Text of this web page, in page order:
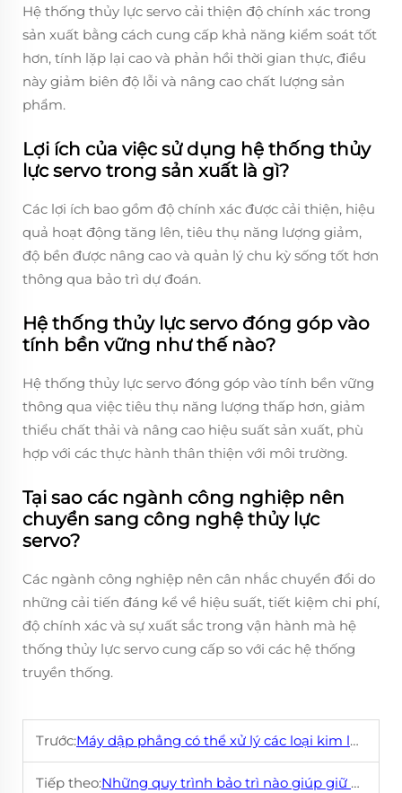
Hệ thống thủy lực servo cải thiện độ chính xác trong
sản xuất bằng cách cung cấp khả năng kiểm soát tốt
hơn, tính lặp lại cao và phản hồi thời gian thực, điều
này giảm biên độ lỗi và nâng cao chất lượng sản
phẩm.
Lợi ích của việc sử dụng hệ thống thủy
lực servo trong sản xuất là gì?
Các lợi ích bao gồm độ chính xác được cải thiện, hiệu
quả hoạt động tăng lên, tiêu thụ năng lượng giảm,
độ bền được nâng cao và quản lý chu kỳ sống tốt hơn
thông qua bảo trì dự đoán.
Hệ thống thủy lực servo đóng góp vào
tính bền vững như thế nào?
Hệ thống thủy lực servo đóng góp vào tính bền vững
thông qua việc tiêu thụ năng lượng thấp hơn, giảm
thiểu chất thải và nâng cao hiệu suất sản xuất, phù
hợp với các thực hành thân thiện với môi trường.
Tại sao các ngành công nghiệp nên
chuyển sang công nghệ thủy lực
servo?
Các ngành công nghiệp nên cân nhắc chuyển đổi do
những cải tiến đáng kể về hiệu suất, tiết kiệm chi phí,
độ chính xác và sự xuất sắc trong vận hành mà hệ
thống thủy lực servo cung cấp so với các hệ thống
truyền thống.
Trước:Máy dập phẳng có thể xử lý các loại kim loại tấm khác nhau không?
Tiếp theo:Những quy trình bảo trì nào giúp giữ cho máy cân bằng thủy lực servo vận hành trơn tru?